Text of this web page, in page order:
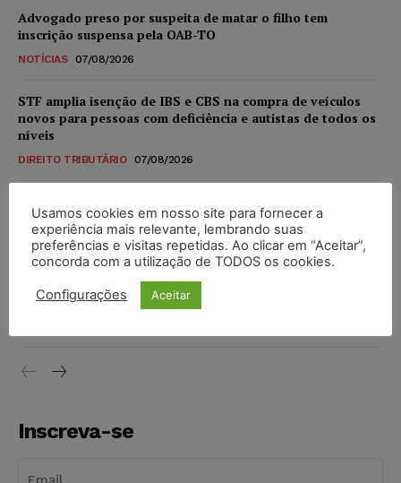
Advogado preso por suspeita de matar o filho tem
inscrição suspensa pela OAB-TO
NOTÍCIAS 07/08/2026
STF amplia isenção de IBS e CBS na compra de veículos
novos para pessoas com deficiência e autistas de todos os
níveis
DIREITO TRIBUTÁRIO 07/08/2026
vendia canetas emagrecedoras no local de trabalho
NOTÍCIAS 07/08/2026
Justiça de SP decreta prisão de suspeito investigado na
morte de advogado
Inscreva-se
Usamos cookies em nosso site para fornecer a
experiência mais relevante, lembrando suas
preferências e visitas repetidas. Ao clicar em “Aceitar”,
concorda com a utilização de TODOS os cookies.
Configurações Aceitar